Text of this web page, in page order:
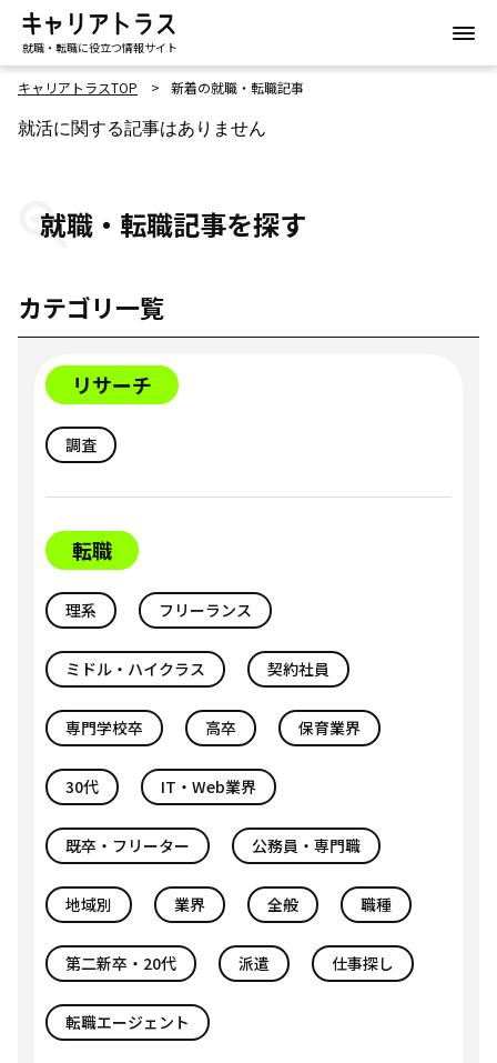
就職・転職に役立つ情報サイト
キャリアトラスTOP 新着の就職・転職記事
就活に関する記事はありません
就職・転職記事を探す
カテゴリ一覧
リサーチ
調査
転職
理系 フリーランス
ミドル・ハイクラス 契約社員
専門学校卒 高卒 保育業界
30代 IT・Web業界
既卒・フリーター 公務員・専門職
地域別 業界 全般 職種
第二新卒・20代 派遣 仕事探し
転職エージェント